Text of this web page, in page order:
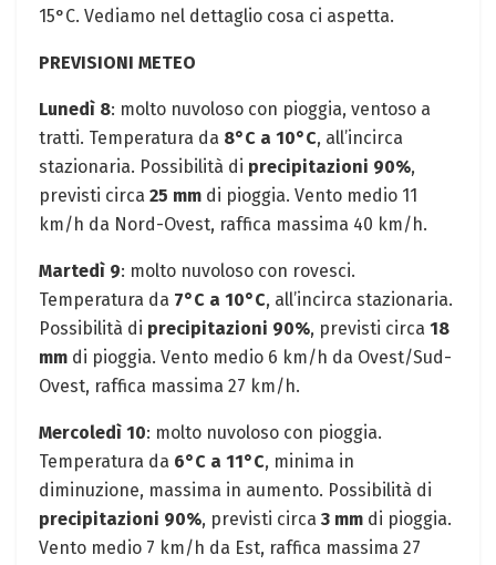
15°C. Vediamo nel dettaglio cosa ci aspetta.
PREVISIONI METEO
Lunedì 8: molto nuvoloso con pioggia, ventoso a
tratti. Temperatura da 8°C a 10°C, all’incirca
stazionaria. Possibilità di precipitazioni 90%,
previsti circa 25 mm di pioggia. Vento medio 11
km/h da Nord-Ovest, raffica massima 40 km/h.
Martedì 9: molto nuvoloso con rovesci.
Temperatura da 7°C a 10°C, all’incirca stazionaria.
Possibilità di precipitazioni 90%, previsti circa 18
mm di pioggia. Vento medio 6 km/h da Ovest/Sud-
Ovest, raffica massima 27 km/h.
Mercoledì 10: molto nuvoloso con pioggia.
Temperatura da 6°C a 11°C, minima in
diminuzione, massima in aumento. Possibilità di
precipitazioni 90%, previsti circa 3 mm di pioggia.
Vento medio 7 km/h da Est, raffica massima 27